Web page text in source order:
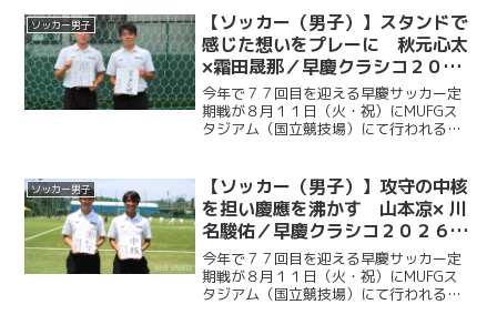
ピッチに立つ。今回ケイスポでは選手だ
けではなく、グラウンド...
ソッカー男子
【ソッカー（男子）】スタンドで
感じた想いをプレーに 秋元心太
×霜田晟那／早慶クラシコ２０２
６直前企画第３弾
今年で７７回目を迎える早慶サッカー定
期戦が８月１１日（火・祝）にMUFGス
タジアム（国立競技場）にて行われる。
ッチに立つ。今回ケイスポでは選手だけ
ではなく、グラウンドマ...
ソッカー男子
【ソッカー（男子）】攻守の中核
を担い慶應を沸かす 山本凉× 川
名駿佑／早慶クラシコ２０２６直
前企画第２弾
今年で７７回目を迎える早慶サッカー定
期戦が８月１１日（火・祝）にMUFGス
タジアム（国立競技場）にて行われる。